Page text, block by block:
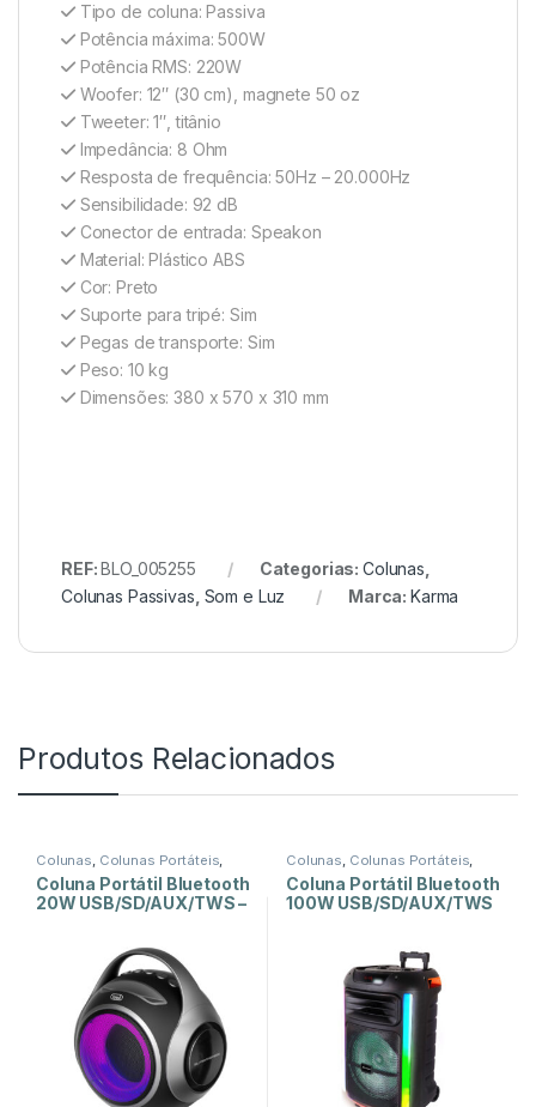
Tipo de coluna: Passiva
Potência máxima: 500W
Potência RMS: 220W
Woofer: 12″ (30 cm), magnete 50 oz
Tweeter: 1″, titânio
Impedância: 8 Ohm
Resposta de frequência: 50Hz – 20.000Hz
Sensibilidade: 92 dB
Conector de entrada: Speakon
Material: Plástico ABS
Cor: Preto
Suporte para tripé: Sim
Pegas de transporte: Sim
Peso: 10 kg
Dimensões: 380 x 570 x 310 mm
REF:BLO_005255 Categorias: Colunas
Colunas Passivas Som e Luz Marca: Karma
Produtos Relacionados
Colunas, Colunas Portáteis,
Som e Luz
Coluna Portátil Bluetooth
20W USB/SD/AUX/TWS –
Colunas, Colunas Portáteis,
Som e Luz
Coluna Portátil Bluetooth
100W USB/SD/AUX/TWS